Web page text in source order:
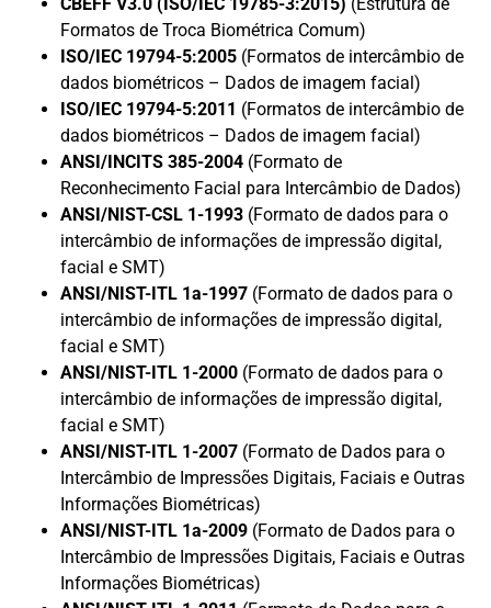
Formatos de Troca Biométrica Comum)
ISO/IEC 19794-5:2005 (Formatos de intercâmbio de
dados biométricos – Dados de imagem facial)
ISO/IEC 19794-5:2011 (Formatos de intercâmbio de
dados biométricos – Dados de imagem facial)
ANSI/INCITS 385-2004 (Formato de
Reconhecimento Facial para Intercâmbio de Dados)
ANSI/NIST-CSL 1-1993 (Formato de dados para o
intercâmbio de informações de impressão digital,
facial e SMT)
ANSI/NIST-ITL 1a-1997 (Formato de dados para o
intercâmbio de informações de impressão digital,
facial e SMT)
ANSI/NIST-ITL 1-2000 (Formato de dados para o
intercâmbio de informações de impressão digital,
facial e SMT)
ANSI/NIST-ITL 1-2007 (Formato de Dados para o
Intercâmbio de Impressões Digitais, Faciais e Outras
Informações Biométricas)
ANSI/NIST-ITL 1a-2009 (Formato de Dados para o
Intercâmbio de Impressões Digitais, Faciais e Outras
Informações Biométricas)